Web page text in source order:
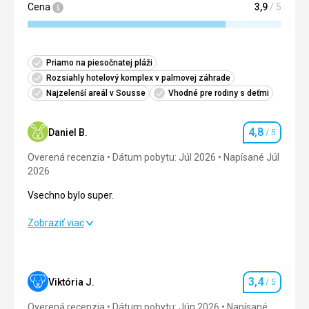
Cena 3,9/ 5
Priamo na piesočnatej pláži
Rozsiahly hotelový komplex v palmovej záhrade
Najzelenší areál v Sousse
Vhodné pre rodiny s deťmi
Daniel B. Hodnotenie
4,8 / 5
Overená recenzia Dátum pobytu: Júl 2026
Napísané Júl
2026
Vsechno bylo super.
Vsechno bylo super.
Ubytovanie 5,0/ 5
Okolie 5,0
Zobraziť viac
Viktória J. Hodnotenie
3,4/ 5